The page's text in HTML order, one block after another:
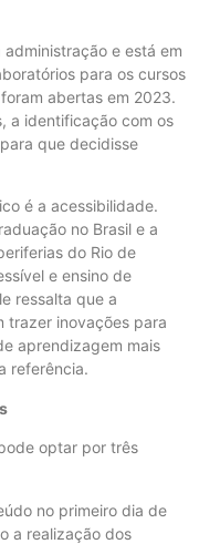
e está em
para os cursos
abertas em 2023.
a identificação com os
que decidisse
é a acessibilidade.
no Brasil e a
do Rio de
e ensino de
ressalta que a
trazer inovações para
aprendizagem mais
referência.
optar por três
no primeiro dia de
a realização dos